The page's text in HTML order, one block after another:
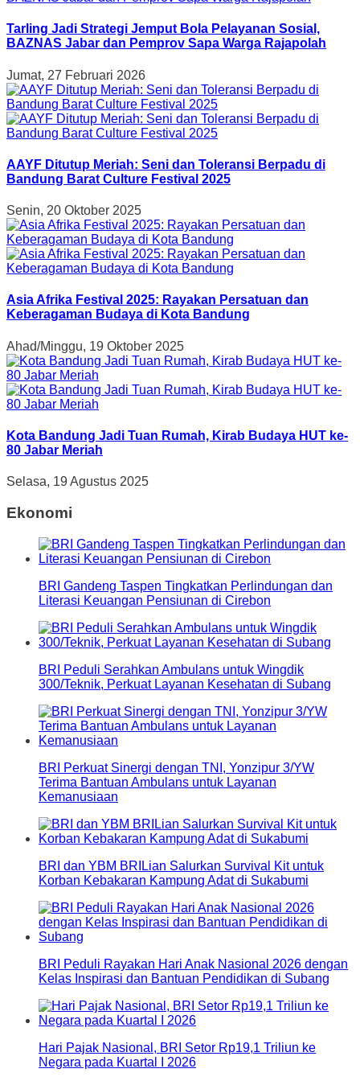
Tarling Jadi Strategi Jemput Bola Pelayanan Sosial,
BAZNAS Jabar dan Pemprov Sapa Warga Rajapolah
Jumat, 27 Februari 2026
AAYF Ditutup Meriah: Seni dan Toleransi Berpadu di
Bandung Barat Culture Festival 2025
Senin, 20 Oktober 2025
Asia Afrika Festival 2025: Rayakan Persatuan dan
Keberagaman Budaya di Kota Bandung
Ahad/Minggu, 19 Oktober 2025
Kota Bandung Jadi Tuan Rumah, Kirab Budaya HUT ke-
80 Jabar Meriah
Selasa, 19 Agustus 2025
Ekonomi
BRI Gandeng Taspen Tingkatkan Perlindungan dan
Literasi Keuangan Pensiunan di Cirebon
BRI Peduli Serahkan Ambulans untuk Wingdik
300/Teknik, Perkuat Layanan Kesehatan di Subang
BRI Perkuat Sinergi dengan TNI, Yonzipur 3/YW
Terima Bantuan Ambulans untuk Layanan
Kemanusiaan
BRI dan YBM BRILian Salurkan Survival Kit untuk
Korban Kebakaran Kampung Adat di Sukabumi
BRI Peduli Rayakan Hari Anak Nasional 2026 dengan
Kelas Inspirasi dan Bantuan Pendidikan di Subang
Hari Pajak Nasional, BRI Setor Rp19,1 Triliun ke
Negara pada Kuartal I 2026